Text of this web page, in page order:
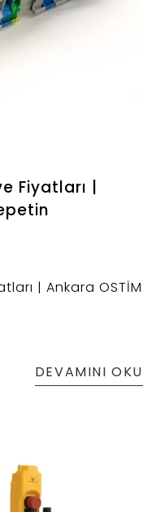
Fiyatları |
| Ankara OSTİM
DEVAMINI OKU